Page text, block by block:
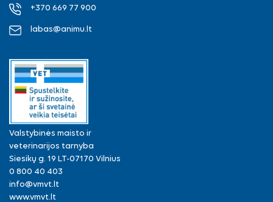
+370 669 77 900
labas@animu.lt
Valstybinės maisto ir
veterinarijos tarnyba
Siesikų g. 19 LT-07170 Vilnius
0 800 40 403
info@vmvt.lt
www.vmvt.lt